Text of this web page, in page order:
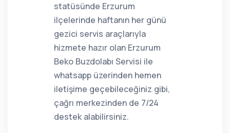
statüsünde Erzurum
ilçelerinde haftanın her günü
gezici servis araçlarıyla
hizmete hazır olan Erzurum
Beko Buzdolabı Servisi ile
whatsapp üzerinden hemen
iletişime geçebileceğiniz gibi,
çağrı merkezinden de 7/24
destek alabilirsiniz.